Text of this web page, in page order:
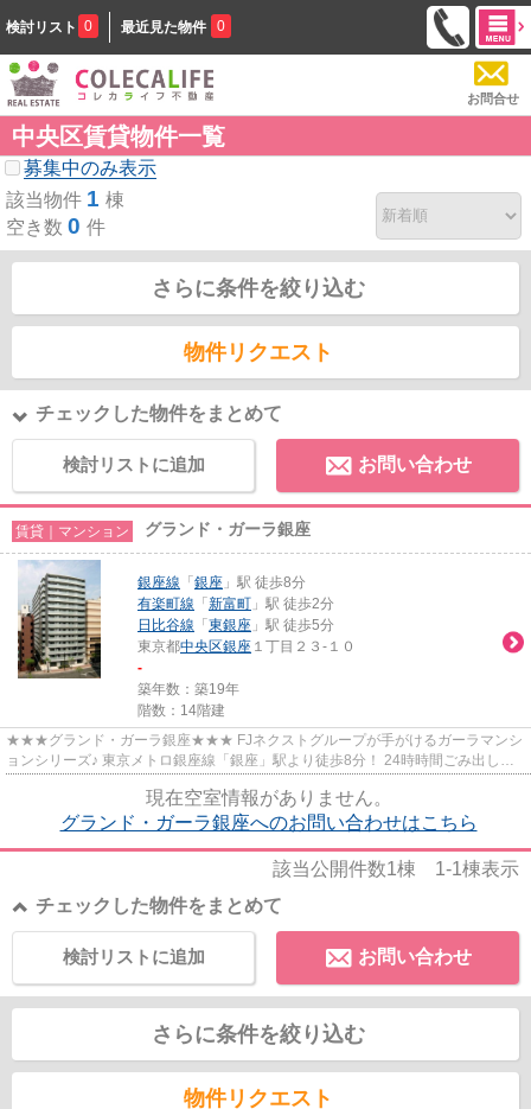
検討リスト 0 最近見た物件 0
お問合せ
中央区賃貸物件一覧
募集中のみ表示
該当物件 1 棟
空き数 0 件
さらに条件を絞り込む
物件リクエスト
チェックした物件をまとめて
検討リストに追加 お問い合わせ
賃貸｜マンション グランド・ガーラ銀座
銀座線 「 銀座 」駅 徒歩8分
有楽町線 「 新富町 」駅 徒歩2分
日比谷線 「 東銀座 」駅 徒歩5分
東京都中央区銀座 １丁目２３-１０
-
築年数：築19年
階数：14階建
★★★グランド・ガーラ銀座★★★ FJネクストグループが手がけるガーラマンシ
ョンシリーズ♪ 東京メトロ銀座線「銀座」駅より徒歩8分！ 24時時間ごみ出し可
現在空室情報がありません。
グランド・ガーラ銀座へのお問い合わせはこちら
該当公開件数1棟 1-1棟表示
チェックした物件をまとめて
お問い合わせ
検討リストに追加
さらに条件を絞り込む
物件リクエスト